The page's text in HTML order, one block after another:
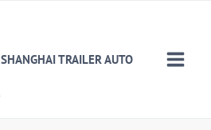
SHANGHAI TRAILER AUTO